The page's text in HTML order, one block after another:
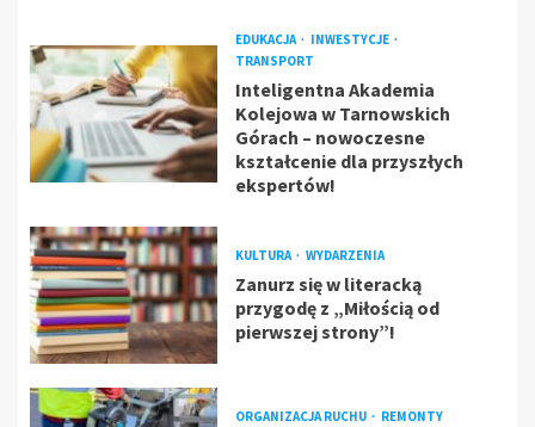
EDUKACJA
INWESTYCJE
TRANSPORT
Inteligentna Akademia
Kolejowa w Tarnowskich
Górach – nowoczesne
kształcenie dla przyszłych
ekspertów!
KULTURA WYDARZENIA
Zanurz się w literacką
przygodę z „Miłością od
pierwszej strony”!
ORGANIZACJA RUCHU REMONTY